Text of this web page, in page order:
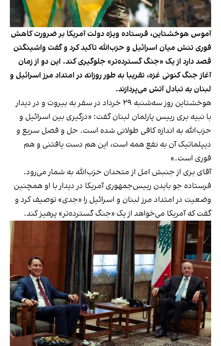
آموس هوخشتاین، فرستاده ویژه دولت آمریکا بر ضرورت کاهش
فوری تنش میان اسرائیل و حزب‌الله تاکید کرد و گفت واشینگتن
قصد دارد از یک «جنگ گسترده‌تر» جلوگیری کند. این دو از زمان
آغاز جنگ کنونی غزه، تقریبا به طور روزانه در امتداد مرز اسرائیل و
لبنان به تبادل آتش می‌پردازند.
هوخشتاین روز سه‌شنبه ۲۹ خرداد
در سفر به بیروت و در دیدار
با نبیه بری رییس پارلمان لبنان گفت: «درگیری بین اسرائیل و
حزب‌الله به اندازه کافی طولانی شده است. حل و فصل سریع و
دیپلماتیک آن به نفع همه است، این هم دست یافتنی و هم
فوری است.»
آقای بری از جنبش امل از متحدان حزب‌الله به شمار می‌رود.
فرستاده جو بایدن رییس‌جمهوری آمریکا در دیدار با او همچنین
وضعیت در امتداد مرز لبنان و اسرائیل را «جدی» توصیف کرد و
گفت که آمریکا می‌خواهد از یک «جنگ گسترده‌‌تر» پرهیز کند.